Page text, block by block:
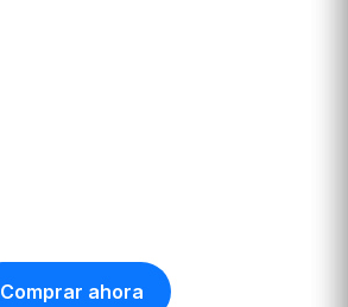
Comprar ahora